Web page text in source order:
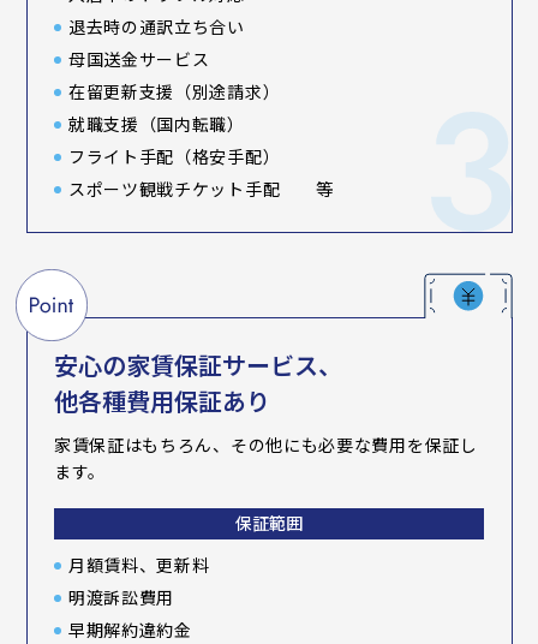
退去時の通訳立ち合い
母国送金サービス
在留更新支援（別途請求）
就職支援（国内転職）
フライト手配（格安手配）
スポーツ観戦チケット手配 等
安心の家賃保証サービス、
他各種費用保証あり
家賃保証はもちろん、その他にも必要な費用を保証し
ます。
保証範囲
月額賃料、更新料
明渡訴訟費用
早期解約違約金